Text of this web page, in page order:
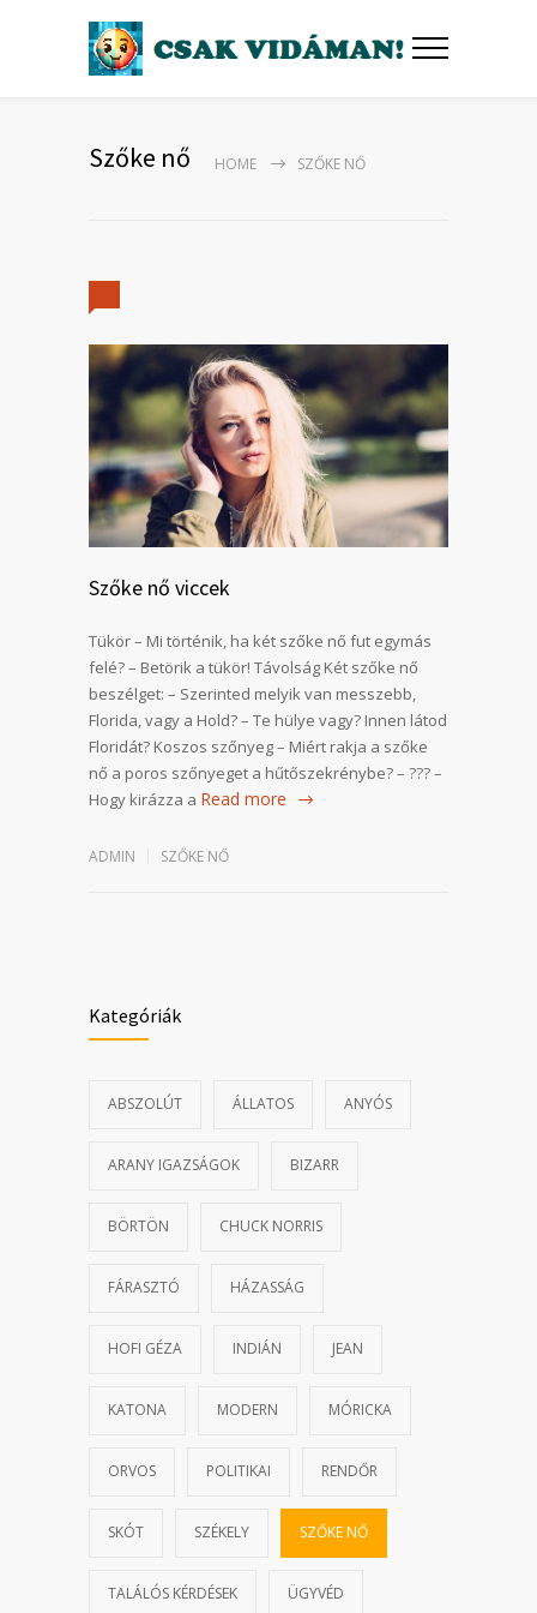
Szőke nő HOME SZŐKE NŐ
Szőke nő viccek
Tükör – Mi történik, ha két szőke nő fut egymás
felé? – Betörik a tükör! Távolság Két szőke nő
beszélget: – Szerinted melyik van messzebb,
Florida, vagy a Hold? – Te hülye vagy? Innen látod
Floridát? Koszos szőnyeg – Miért rakja a szőke
nő a poros szőnyeget a hűtőszekrénybe? – ??? –
Hogy kirázza a Read more
ADMIN SZŐKE NŐ
Kategóriák
ABSZOLÚT ÁLLATOS ANYÓS
ARANY IGAZSÁGOK BIZARR
BÖRTÖN CHUCK NORRIS
FÁRASZTÓ HÁZASSÁG
HOFI GÉZA INDIÁN JEAN
KATONA MODERN MÓRICKA
ORVOS POLITIKAI RENDŐR
SKÓT SZÉKELY SZŐKE NŐ
TALÁLÓS KÉRDÉSEK ÜGYVÉD